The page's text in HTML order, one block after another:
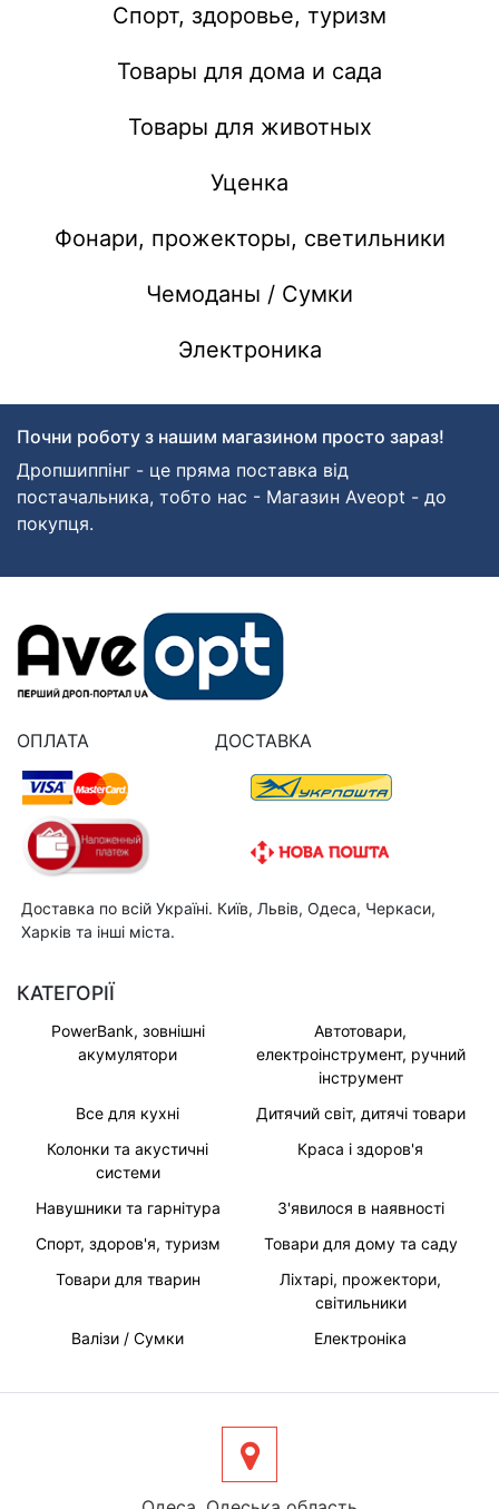
Спорт, здоровье, туризм
Товары для дома и сада
Товары для животных
Уценка
Фонари, прожекторы, светильники
Чемоданы / Сумки
Электроника
Почни роботу з нашим магазином просто зараз!
Дропшиппінг - це пряма поставка від
постачальника, тобто нас - Магазин Aveopt - до
покупця.
ОПЛАТА ДОСТАВКА
Доставка по всій Україні. Київ, Львів, Одеса, Черкаси,
Харків та інші міста.
КАТЕГОРІЇ
PowerBank, зовнішні
акумулятори
Автотовари,
електроінструмент, ручний
інструмент
Все для кухні
Дитячий світ, дитячі товари
Колонки та акустичні
системи
Краса і здоров'я
Навушники та гарнітура
З'явилося в наявності
Спорт, здоров'я, туризм
Товари для дому та саду
Товари для тварин
Ліхтарі, прожектори,
світильники
Валізи / Сумки
Електроніка